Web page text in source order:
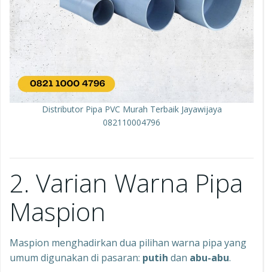
Distributor Pipa PVC Murah Terbaik Jayawijaya
082110004796
2. Varian Warna Pipa
Maspion
Maspion menghadirkan dua pilihan warna pipa yang
umum digunakan di pasaran: putih dan abu-abu.